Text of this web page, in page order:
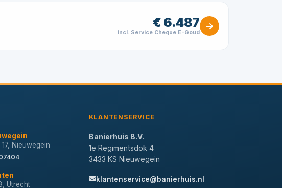
€ 6.487
incl. Service Cheque E-Goud
Nieuwegein
Utrecht
KLANTENSERVICE
Banierhuis B.V.
1e Regimentsdok 4
3433 KS Nieuwegein
klantenservice@banierhuis.nl